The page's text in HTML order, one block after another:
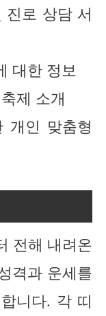
로 상담 서
대한 정보
제 소개
개인 맞춤형
전해 내려온
격과 운세를
니다. 각 띠